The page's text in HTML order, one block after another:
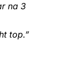
na 3
top.”